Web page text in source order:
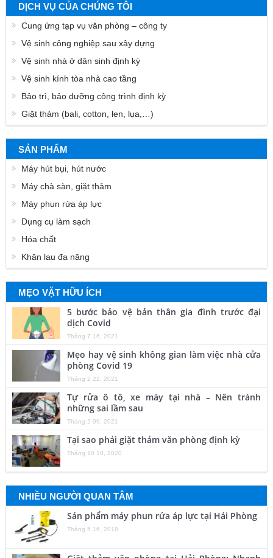
DỊCH VỤ CỦA CHÚNG TÔI
Cung ứng tạp vụ văn phòng – công ty
Vệ sinh công nghiệp sau xây dựng
Vệ sinh nhà ở dân sinh định kỳ
Vệ sinh kính tòa nhà cao tầng
Bảo trì, bảo dưỡng công trình định kỳ
Giặt thảm (bali, cotton, len, lụa,…)
SẢN PHẨM
Máy hút bụi, hút nước
Máy chà sàn, giặt thảm
Máy phun rửa áp lực
Dụng cụ làm sạch
Hóa chất
Khăn lau đa năng
MẸO VẶT HỮU ÍCH
5 bước bảo vệ bản thân gia đình trước đại
dịch Covid
Tháng 7 16, 2021
Mẹo hay vệ sinh không gian làm việc nhà cửa
phòng Covid 19
Tháng 2 22, 2021
Tự rửa ô tô, xe máy tại nhà – Nên tránh
những sai lầm sau
Tháng 2 09, 2021
Tại sao phải giặt thảm văn phòng định kỳ
Tháng 10 10, 2020
NHIỀU NGƯỜI QUAN TÂM
Sản phẩm máy phun rửa áp lực tại Hải Phòng
Tháng 5 16, 2018